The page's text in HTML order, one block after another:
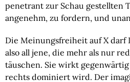
penetrant zur Schau gestellten
angenehm, zu fordern, und
Die Meinungsfreiheit auf X
also all jene, die mehr als nur
täuschen. Sie wirkt
rechts dominiert wird. Der